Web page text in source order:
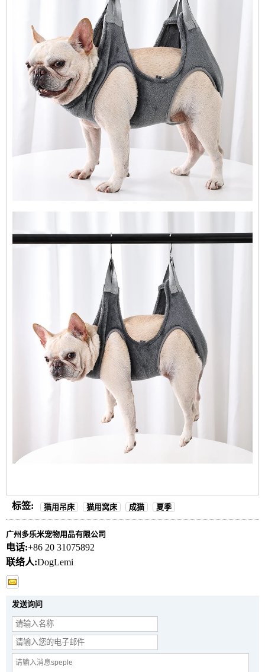
标签: 猫用吊床 猫用窝床 成猫 夏季
广州多乐米宠物用品有限公司
电话:+86 20 31075892
联络人:DogLemi
发送询问